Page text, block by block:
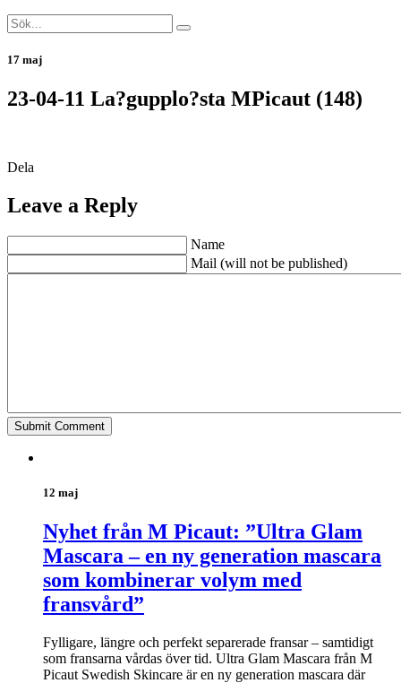
17 maj
23-04-11 La?gupplo?sta MPicaut (148)
Dela
Leave a Reply
Name
Mail (will not be published)
12 maj
Nyhet från M Picaut: ”Ultra Glam
Mascara – en ny generation mascara
som kombinerar volym med
fransvård”
Fylligare, längre och perfekt separerade fransar – samtidigt
som fransarna vårdas över tid. Ultra Glam Mascara från M
Picaut Swedish Skincare är en ny generation mascara där